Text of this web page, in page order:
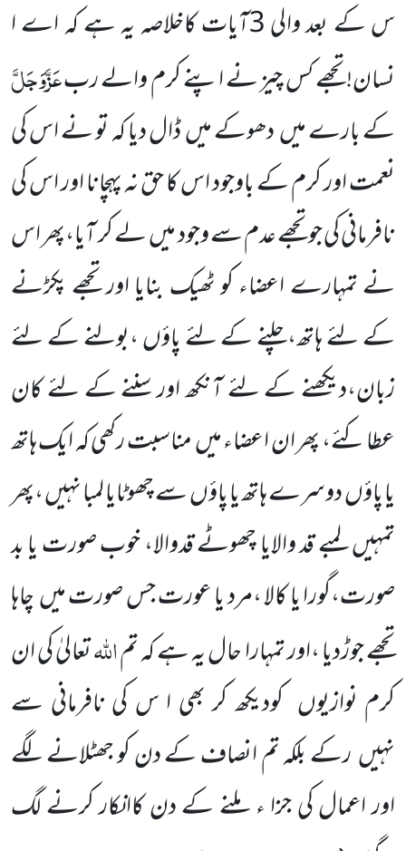
س کے بعد والی3آیات کاخلاصہ یہ ہے کہ اے ا
نسان! تجھے کس چیزنے اپنے کرم والے ربعَزَّوَجَلَّ
کے بارے میںدھوکے میںڈال دیاکہ تو نے اس کی
نعمت اور کرم کے باوجود اس کا حق نہ پہچانا اور اس کی
نافرمانی کی جو تجھے عدم سے وجود میںلے کر آیا،پھر اس
نے تمہارے اعضاء کو ٹھیک بنایا اور تجھے پکڑنے
کے لئے ہاتھ،چلنے کے لئے پاؤں ،بولنے کے لئے
زبان،دیکھنے کے لئے آنکھ اور سننے کے لئے کان
عطا کئے، پھر ان اعضاء میںمناسبت رکھی کہ ایک ہاتھ
یا پاؤںدوسرے ہاتھ یا پاؤںسے چھوٹایا لمبا نہیں ،پھر
تمہیں لمبے قد والایا چھوٹے قدوالا، خوب صورت یا بد
صورت،گورا یا کالا ،مرد یا عورت جس صورت میںچاہا
تجھے جوڑدیا ،اور تمہارا حال یہ ہے کہ تماللّٰہتعالیٰ کی ان
کرم نوازیوں کودیکھ کر بھی ا س کی نافرمانی سے
نہیںرکے بلکہ تم انصاف کے دن کو جھٹلانے لگے
اور اعمالکی جزا ء ملنے کے دن کاانکار کرنے لگ